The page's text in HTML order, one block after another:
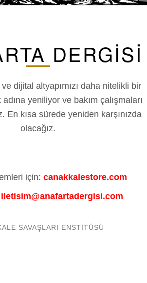
DERGİSİ
ve dijital altyapımızı daha nitelikli bir
yeniliyor ve bakım çalışmaları
En kısa sürede yeniden karşınızda
olacağız.
için: canakkalestore.com
iletisim@anafartadergisi.com
SAVAŞLARI ENSTITÜSÜ